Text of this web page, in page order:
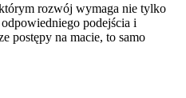
rozwój wymaga nie tylko
podejścia i
postępy na macie, to samo